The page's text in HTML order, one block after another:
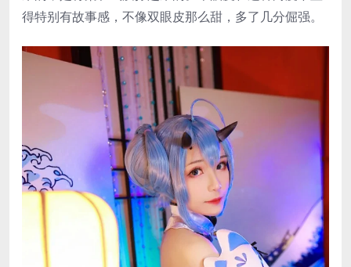
得特别有故事感，不像双眼皮那么甜，多了几分倔强。